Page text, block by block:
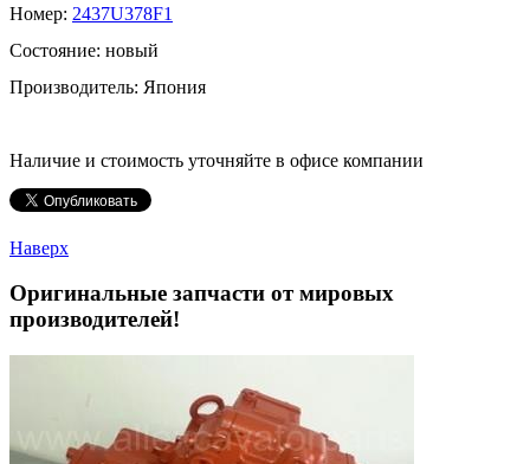
Номер: 2437U378F1
Состояние: новый
Производитель: Япония
Наличие и стоимость уточняйте в офисе компании
Наверх
Оригинальные запчасти от мировых
производителей!